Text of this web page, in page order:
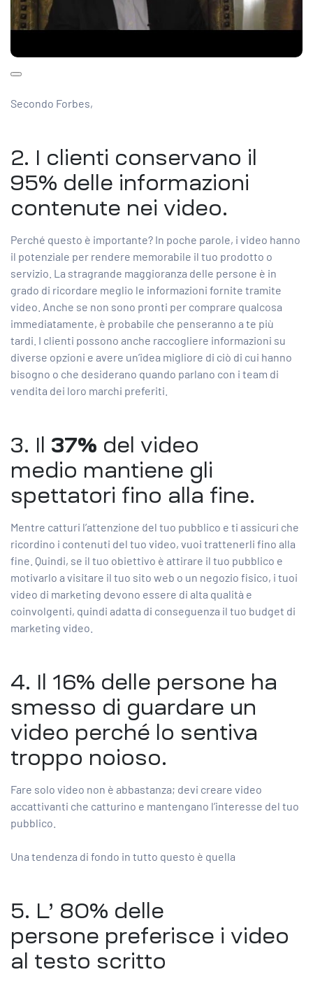
Secondo Forbes,
2. I clienti conservano il
95% delle informazioni
contenute nei video.
Perché questo è importante? In poche parole, i video hanno
il potenziale per rendere memorabile il tuo prodotto o
servizio. La stragrande maggioranza delle persone è in
grado di ricordare meglio le informazioni fornite tramite
video. Anche se non sono pronti per comprare qualcosa
immediatamente, è probabile che penseranno a te più
tardi. I clienti possono anche raccogliere informazioni su
diverse opzioni e avere un’idea migliore di ciò di cui hanno
bisogno o che desiderano quando parlano con i team di
vendita dei loro marchi preferiti.
3. Il 37% del video
medio mantiene gli
spettatori fino alla fine.
Mentre catturi l’attenzione del tuo pubblico e ti assicuri che
ricordino i contenuti del tuo video, vuoi trattenerli fino alla
fine. Quindi, se il tuo obiettivo è attirare il tuo pubblico e
motivarlo a visitare il tuo sito web o un negozio fisico, i tuoi
video di marketing devono essere di alta qualità e
coinvolgenti, quindi adatta di conseguenza il tuo budget di
marketing video.
4. Il 16% delle persone ha
smesso di guardare un
video perché lo sentiva
troppo noioso.
Fare solo video non è abbastanza; devi creare video
accattivanti che catturino e mantengano l’interesse del tuo
pubblico.
Una tendenza di fondo in tutto questo è quella
5. L’ 80% delle
persone preferisce i video
al testo scritto